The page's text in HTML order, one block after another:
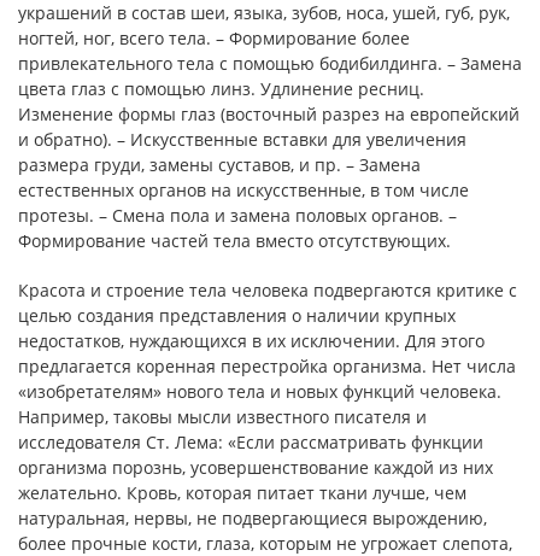
украшений в состав шеи, языка, зубов, носа, ушей, губ, рук,
ногтей, ног, всего тела. – Формирование более
привлекательного тела с помощью бодибилдинга. – Замена
цвета глаз с помощью линз. Удлинение ресниц.
Изменение формы глаз (восточный разрез на европейский
и обратно). – Искусственные вставки для увеличения
размера груди, замены суставов, и пр. – Замена
естественных органов на искусственные, в том числе
протезы. – Смена пола и замена половых органов. –
Формирование частей тела вместо отсутствующих.
Красота и строение тела человека подвергаются критике с
целью создания представления о наличии крупных
недостатков, нуждающихся в их исключении. Для этого
предлагается коренная перестройка организма. Нет числа
«изобретателям» нового тела и новых функций человека.
Например, таковы мысли известного писателя и
исследователя Ст. Лема: «Если рассматривать функции
организма порознь, усовершенствование каждой из них
желательно. Кровь, которая питает ткани лучше, чем
натуральная, нервы, не подвергающиеся вырождению,
более прочные кости, глаза, которым не угрожает слепота,